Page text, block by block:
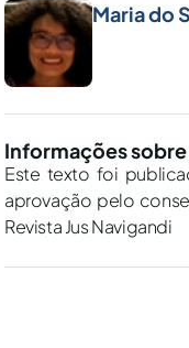
Maria do
Informações
Este texto foi
aprovação pelo
Revista Jus Navigandi